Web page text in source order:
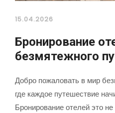
15.04.2026
Бронирование
безмятежного
Добро пожаловать в мир
где каждое путешествие
Бронирование отелей это